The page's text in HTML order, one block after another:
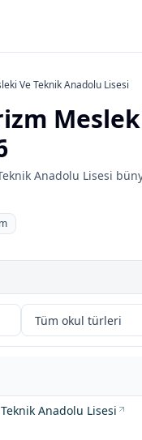
Ve Teknik Anadolu Lisesi
Anadolu Lisesi
Anadolu Lisesi